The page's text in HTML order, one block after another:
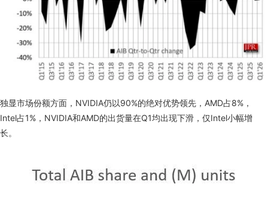
独显市场份额方面，NVIDIA仍以90%的绝对优势领先，AMD占8%，
Intel占1%，NVIDIA和AMD的出货量在Q1均出现下滑，仅Intel小幅增
长。